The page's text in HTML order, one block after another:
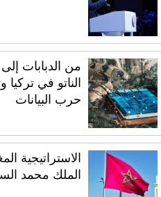
من الدبابات
الناتو في
حرب البيانات
الاستراتيجية
الملك محمد